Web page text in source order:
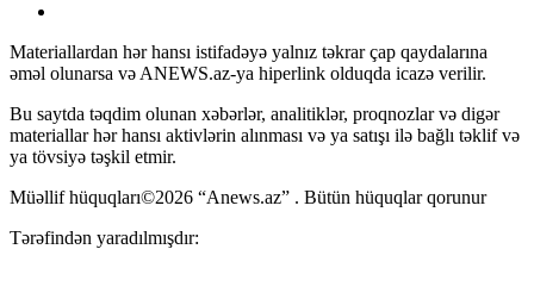
Materiallardan hər hansı istifadəyə yalnız təkrar çap qaydalarına
əməl olunarsa və ANEWS.az-ya hiperlink olduqda icazə verilir.
Bu saytda təqdim olunan xəbərlər, analitiklər, proqnozlar və digər
materiallar hər hansı aktivlərin alınması və ya satışı ilə bağlı təklif və
ya tövsiyə təşkil etmir.
Müəllif hüquqları©2026 “Anews.az” . Bütün hüquqlar qorunur
Tərəfindən yaradılmışdır: